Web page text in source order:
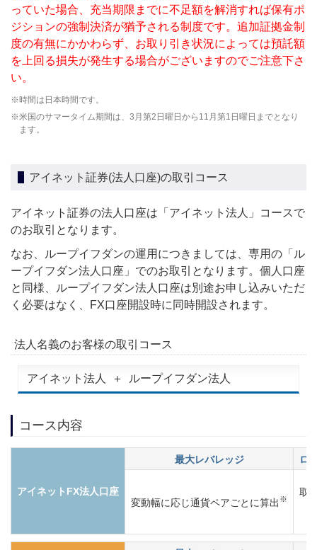
っていた場合、充当期限までに不足額を解消すれば保有ポ
ジションの強制決済が猶予される制度です。追加証拠金制
度の有無にかかわらず、お取り引き状況によっては預託額
を上回る損失が発生する場合がございますのでご注意下さ
い。
時間は日本時間です。
米国のサマータイム期間は、3月第2日曜日から11月第1日曜日までとなり
ます。
アイネット証券(法人口座)の取引コース
アイネット証券の法人口座は「アイネット法人」コースで
のお取引となります。
なお、ループイフダンの運用につきましては、専用の「ル
ープイフダン法人口座」でのお取引となります。個人口座
と同様、ループイフダン法人口座は別途お申し込みいただ
く必要はなく、FX口座開設時に同時開設されます。
法人名義のお客様の取引コース
アイネット法人 ＋ ループイフダン法人
コース内容
アイネットFX法人口座
最大レバレッジ ロ
変動幅に応じ通貨ペアごとに算出 ※
取